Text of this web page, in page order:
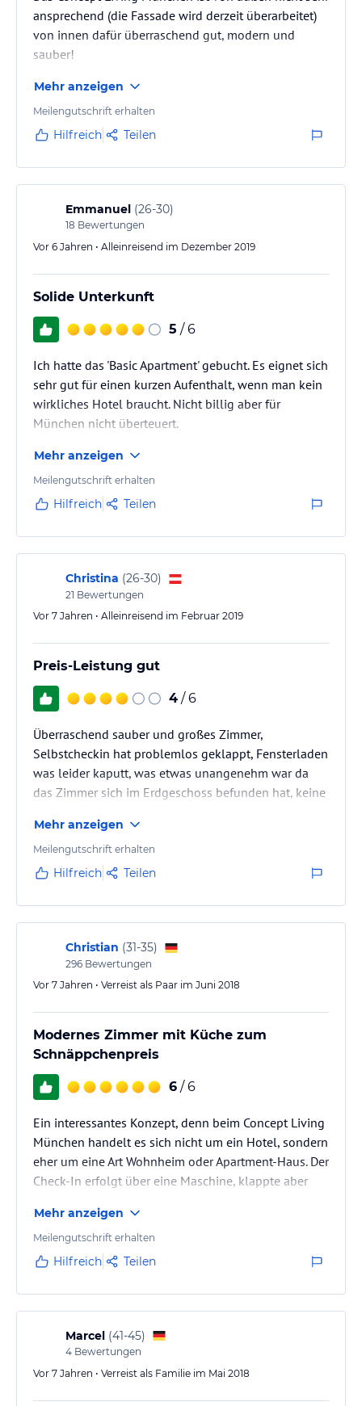
ansprechend (die Fassade wird derzeit überarbeitet)
von innen dafür überraschend gut, modern und
sauber!
Mehr anzeigen
Meilengutschrift erhalten
Hilfreich Teilen
Emmanuel (26-30)
18 Bewertungen
Vor 6 Jahren • Alleinreisend im Dezember 2019
Solide Unterkunft
5 / 6
Ich hatte das 'Basic Apartment' gebucht. Es eignet sich
sehr gut für einen kurzen Aufenthalt, wenn man kein
wirkliches Hotel braucht. Nicht billig aber für
München nicht überteuert.
Mehr anzeigen
Meilengutschrift erhalten
Hilfreich Teilen
Christina (26-30)
21 Bewertungen
Vor 7 Jahren • Alleinreisend im Februar 2019
Preis-Leistung gut
4 / 6
Überraschend sauber und großes Zimmer,
Selbstcheckin hat problemlos geklappt, Fensterladen
was leider kaputt, was etwas unangenehm war da
das Zimmer sich im Erdgeschoss befunden hat, keine
tiefsten Winter dort war und den Raum aus diesem
Grund auch nicht genutzt habe, da es eiskalt war
Mehr anzeigen
Meilengutschrift erhalten
Hilfreich Teilen
Christian (31-35)
296 Bewertungen
Vor 7 Jahren • Verreist als Paar im Juni 2018
Modernes Zimmer mit Küche zum
Schnäppchenpreis
6 / 6
Ein interessantes Konzept, denn beim Concept Living
München handelt es sich nicht um ein Hotel, sondern
eher um eine Art Wohnheim oder Apartment-Haus. Der
Check-In erfolgt über eine Maschine, klappte aber
und verfügte über Badezimmer sowie eine kleine
seperate Küche - bei diesem Preis unheimlich
attraktiv, und das im teuren München. Die Lage ist
S-Bahn und rund eine halbe bis dreiviertel Stunde
ins Zentrum noch im…
Mehr anzeigen
Meilengutschrift erhalten
Hilfreich Teilen
Marcel (41-45)
4 Bewertungen
Vor 7 Jahren • Verreist als Familie im Mai 2018